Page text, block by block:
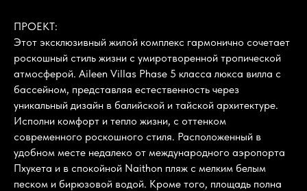
ПРОЕКТ:
Этот эксклюзивный жилой комплекс гармонично сочетает
роскошный стиль жизни с умиротворенной тропической
атмосферой. Aileen Villas Phase 5 класса люкса вилла с
бассейном, представляя естественность через
уникальный дизайн в балийской и тайской архитектуре.
Исполни комфорт и тепло жизни, с оттенком
современного роскошного стиля. Расположенный в
удобном месте недалеко от международного аэропорта
Пхукета и в спокойной Naithon пляж с мелким белым
песком и бирюзовой водой. Кроме того, площадь полна